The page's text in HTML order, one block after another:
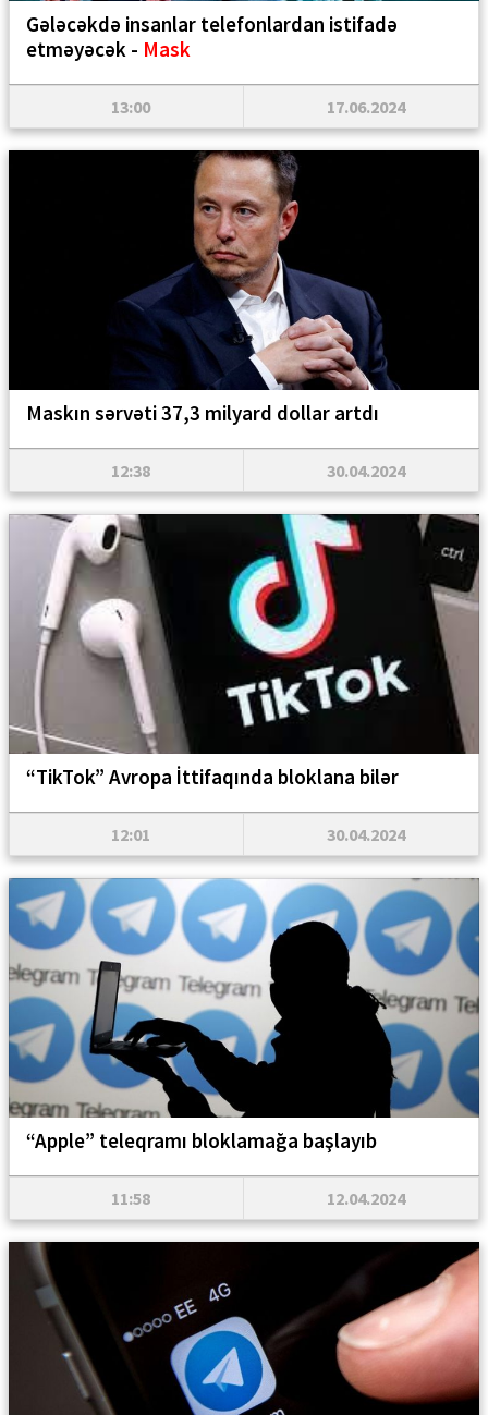
Gələcəkdə insanlar telefonlardan istifadə
etməyəcək - Mask
13:00 17.06.2024
Maskın sərvəti 37,3 milyard dollar artdı
12:38 30.04.2024
“TikTok” Avropa İttifaqında bloklana bilər
12:01 30.04.2024
“Apple” teleqramı bloklamağa başlayıb
11:58 12.04.2024